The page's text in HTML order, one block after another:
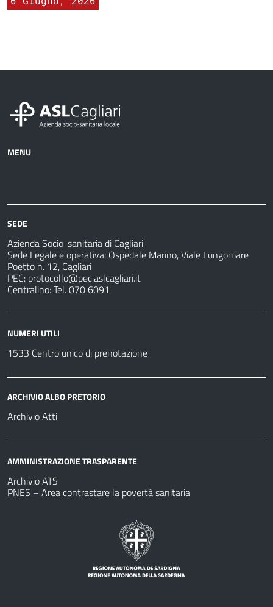
MENU
sanitarie
fare
SEDE
Azienda Socio-sanitaria di Cagliari
Sede Legale e operativa: Ospedale Marino, Viale Lungomare
Poetto n. 12, Cagliari
PEC: protocollo@pec.aslcagliari.it
Centralino: Tel. 070 6091
NUMERI UTILI
1533 Centro unico di prenotazione
ARCHIVIO ALBO PRETORIO
Archivio Atti
AMMINISTRAZIONE TRASPARENTE
Archivio ATS
PNES – Area contrastare la povertà sanitaria